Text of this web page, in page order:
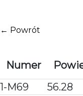
treści
← Powrót
Numer
1-M69
56.28